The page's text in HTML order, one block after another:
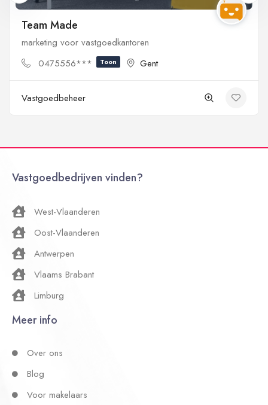
Team Made
marketing voor vastgoedkantoren
0475556***
Toon Gent
Vastgoedbeheer
Vastgoedbedrijven vinden?
West-Vlaanderen
Oost-Vlaanderen
Antwerpen
Vlaams Brabant
Limburg
Meer info
Over ons
Blog
Voor makelaars